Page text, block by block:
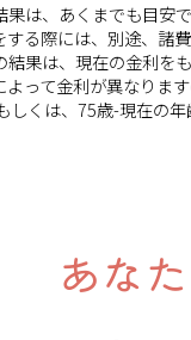
は、あくまでも目安
る際には、別途、諸
果は、現在の金利を
って金利が異なりま
くは、75歳-現在の年
あな